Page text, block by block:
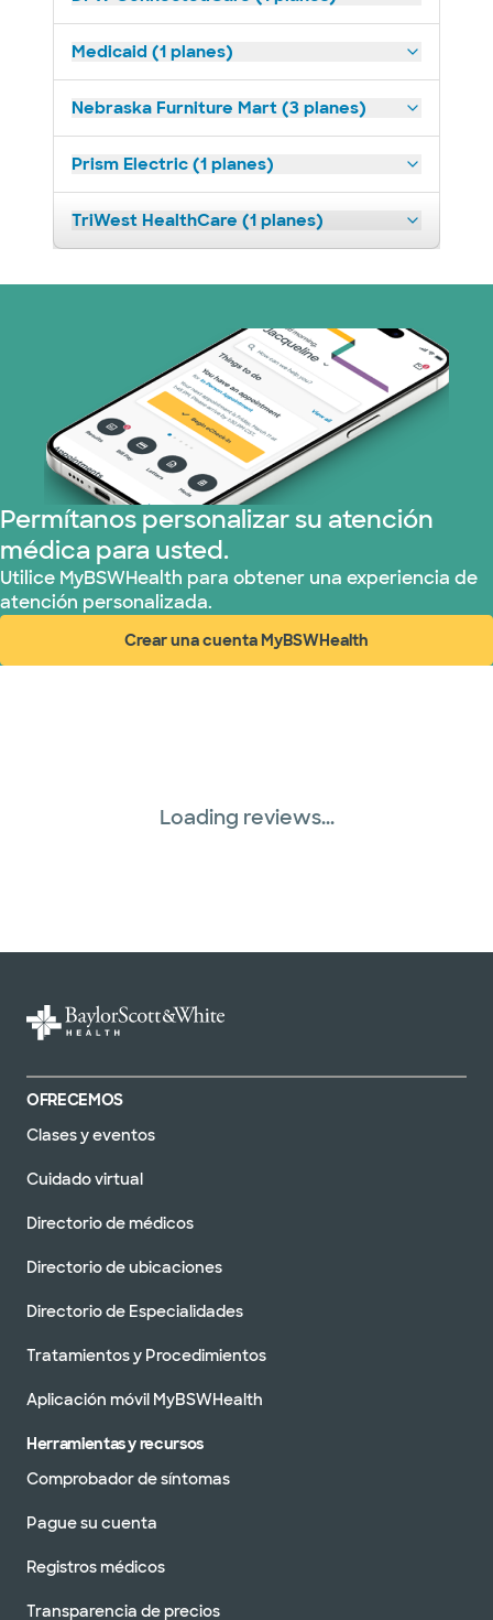
Medicaid (1 planes)
Nebraska Furniture Mart (3 planes)
Prism Electric (1 planes)
TriWest HealthCare (1 planes)
Permítanos personalizar su atención
médica para usted.
Utilice MyBSWHealth para obtener una experiencia de
atención personalizada.
Crear una cuenta MyBSWHealth
(abre en ventana nueva)
Loading reviews...
OFRECEMOS
Clases y eventos
Cuidado virtual
Directorio de médicos
Directorio de ubicaciones
Directorio de Especialidades
Tratamientos y Procedimientos
Aplicación móvil MyBSWHealth
Herramientas y recursos
Comprobador de síntomas
Pague su cuenta
Registros médicos
Transparencia de precios